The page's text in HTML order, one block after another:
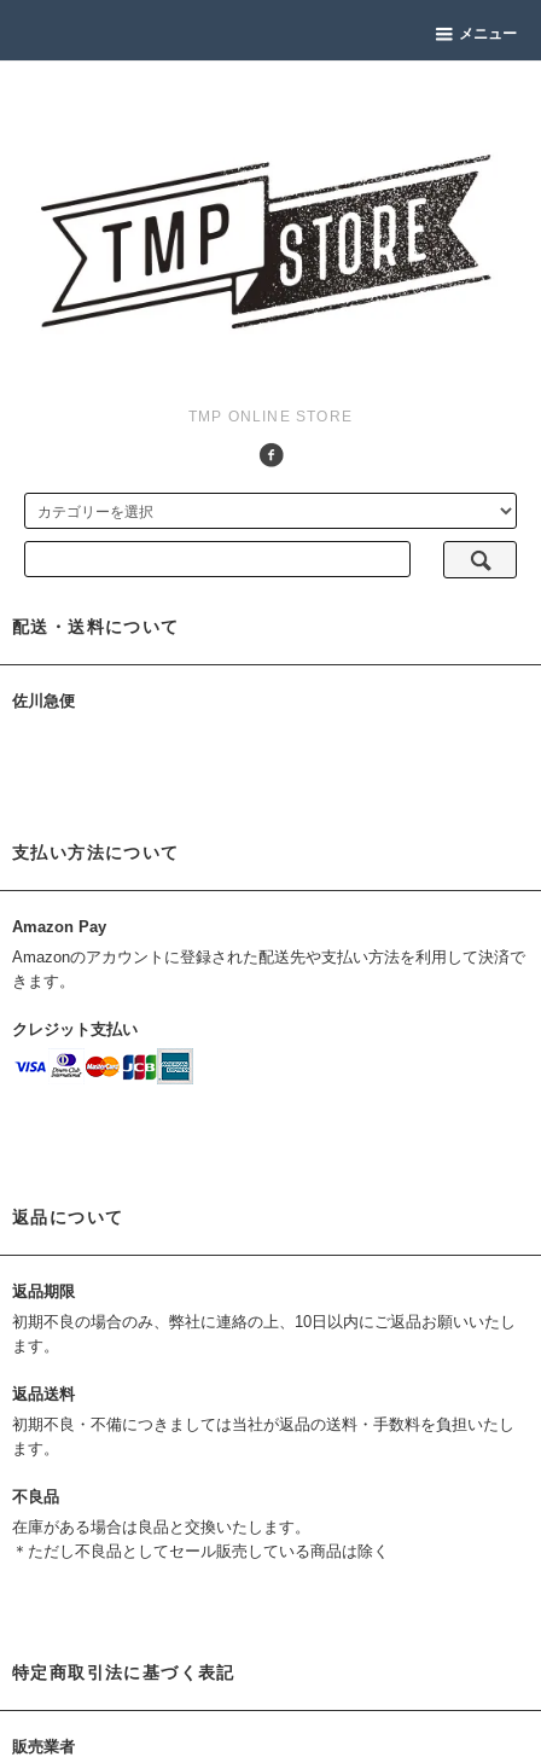
メニュー
TMP ONLINE STORE
配送・送料について
佐川急便
支払い方法について
Amazon Pay
Amazonのアカウントに登録された配送先や支払い方法を利用して決済で
きます。
クレジット支払い
返品について
返品期限
初期不良の場合のみ、弊社に連絡の上、10日以内にご返品お願いいたし
ます。
返品送料
初期不良・不備につきましては当社が返品の送料・手数料を負担いたし
ます。
不良品
在庫がある場合は良品と交換いたします。
＊ただし不良品としてセール販売している商品は除く
特定商取引法に基づく表記
販売業者